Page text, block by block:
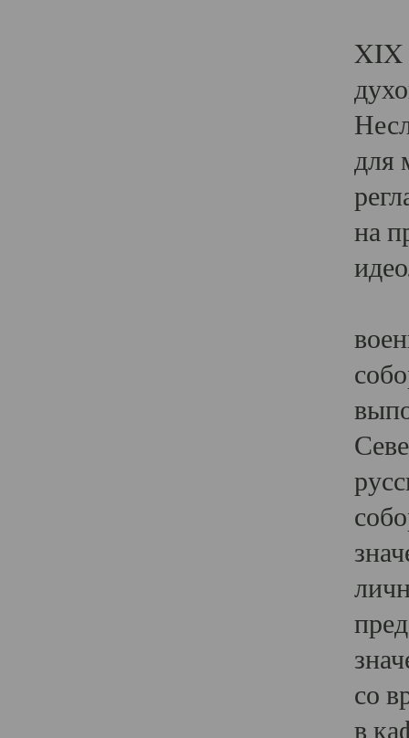
XIX
для
на
со
в